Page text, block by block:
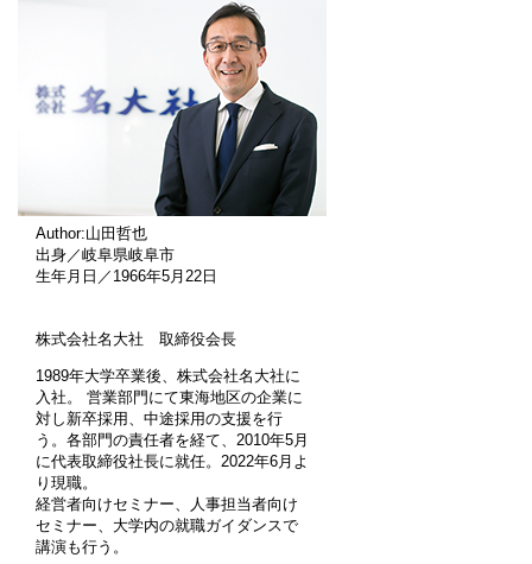
Author:山田哲也
出身／岐阜県岐阜市
生年月日／1966年5月22日
株式会社名大社 取締役会長
1989年大学卒業後、株式会社名大社に
入社。 営業部門にて東海地区の企業に
対し新卒採用、中途採用の支援を行
う。各部門の責任者を経て、2010年5月
に代表取締役社長に就任。2022年6月よ
り現職。
経営者向けセミナー、人事担当者向け
セミナー、大学内の就職ガイダンスで
講演も行う。